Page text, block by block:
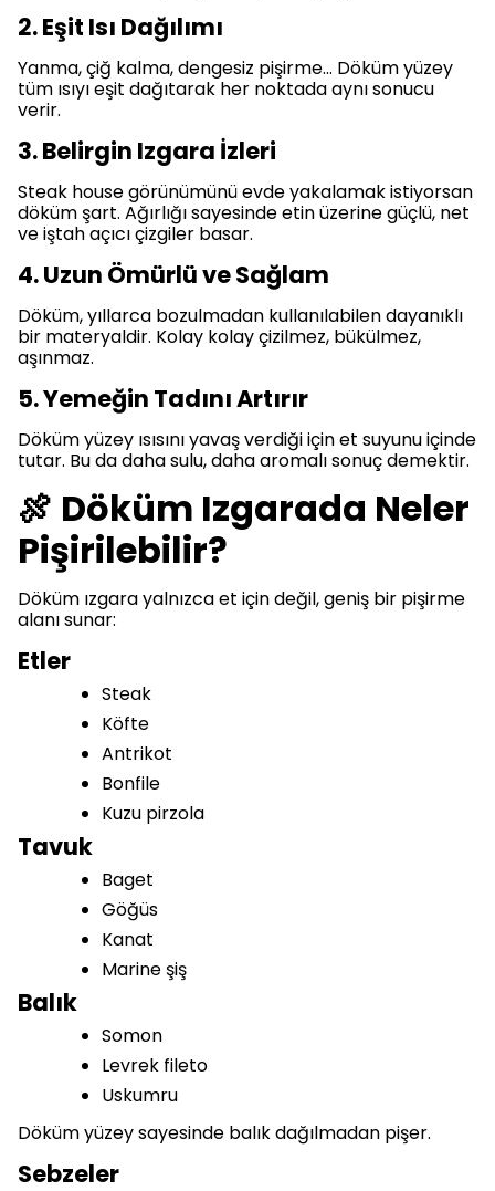
2. Eşit Isı Dağılımı
Yanma, çiğ kalma, dengesiz pişirme… Döküm yüzey
tüm ısıyı eşit dağıtarak her noktada aynı sonucu
verir.
3. Belirgin Izgara İzleri
Steak house görünümünü evde yakalamak istiyorsan
döküm şart. Ağırlığı sayesinde etin üzerine güçlü, net
ve iştah açıcı çizgiler basar.
4. Uzun Ömürlü ve Sağlam
Döküm, yıllarca bozulmadan kullanılabilen dayanıklı
bir materyaldir. Kolay kolay çizilmez, bükülmez,
aşınmaz.
5. Yemeğin Tadını Artırır
Döküm yüzey ısısını yavaş verdiği için et suyunu içinde
tutar. Bu da daha sulu, daha aromalı sonuç demektir.
🍖 Döküm Izgarada Neler
Pişirilebilir?
Döküm ızgara yalnızca et için değil, geniş bir pişirme
alanı sunar:
Etler
Steak
Köfte
Antrikot
Bonfile
Kuzu pirzola
Tavuk
Baget
Göğüs
Kanat
Marine şiş
Balık
Somon
Levrek fileto
Uskumru
Döküm yüzey sayesinde balık dağılmadan pişer.
Sebzeler